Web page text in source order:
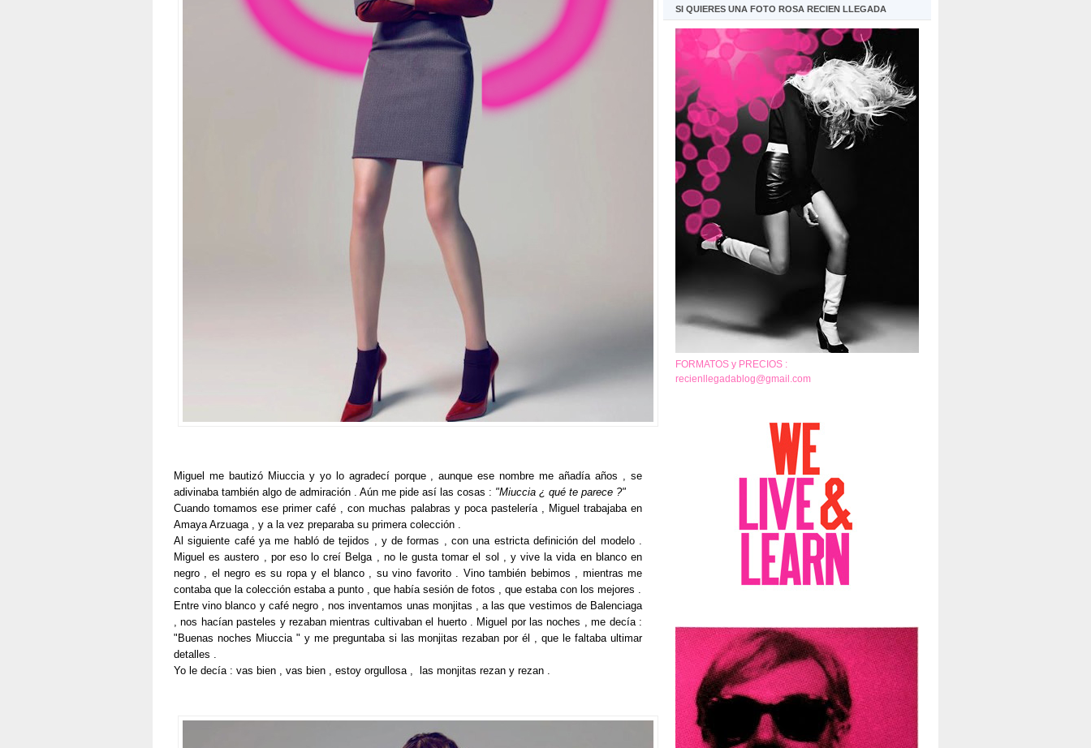
SI QUIERES UNA FOTO ROSA RECIEN LLEGADA
FORMATOS y PRECIOS :
recienllegadablog@gmail.com
Miguel me bautizó Miuccia y yo lo agradecí porque , aunque ese nombre me añadía años , se
adivinaba también algo de admiración . Aún me pide así las cosas : "Miuccia ¿ qué te parece ?"
Cuando tomamos ese primer café , con muchas palabras y poca pastelería , Miguel trabajaba en
Amaya Arzuaga , y a la vez preparaba su primera colección .
Al siguiente café ya me habló de tejidos , y de formas , con una estricta definición del modelo .
Miguel es austero , por eso lo creí Belga , no le gusta tomar el sol , y vive la vida en blanco en
negro , el negro es su ropa y el blanco , su vino favorito . Vino también bebimos , mientras me
contaba que la colección estaba a punto , que había sesión de fotos , que estaba con los mejores .
Entre vino blanco y café negro , nos inventamos unas monjitas , a las que vestimos de Balenciaga
, nos hacían pasteles y rezaban mientras cultivaban el huerto . Miguel por las noches , me decía :
"Buenas noches Miuccia " y me preguntaba si las monjitas rezaban por él , que le faltaba ultimar
detalles .
Yo le decía : vas bien , vas bien , estoy orgullosa , las monjitas rezan y rezan .